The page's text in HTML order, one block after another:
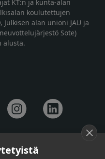
KT:n ja kunta-alan
koulutettujen
Julkisen alan unioni JAU ja
Sote)
alusta.